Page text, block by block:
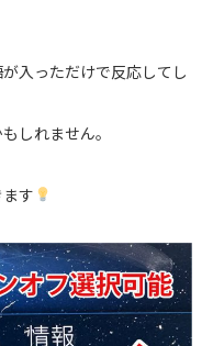
入っただけで反応してし
しれません。
す